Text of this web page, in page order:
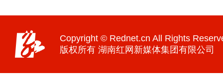
Copyright © Rednet.cn All Rights
版权所有 湖南红网新媒体集团有限公司